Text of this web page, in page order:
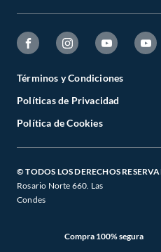
Términos y Condiciones
Políticas de Privacidad
Política de Cookies
© TODOS LOS DERECHOS
Rosario Norte 660. Las
Condes
Compra 100% segura